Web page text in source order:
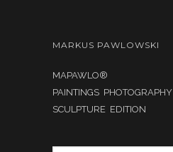
MARKUS PAWLOWSKI
MAPAWLO®
PAINTINGS PHOTOGRAPHY
SCULPTURE EDITION